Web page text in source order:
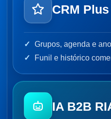
CRM Plus
Grupos, agenda e
Funil e histórico
IA B2B